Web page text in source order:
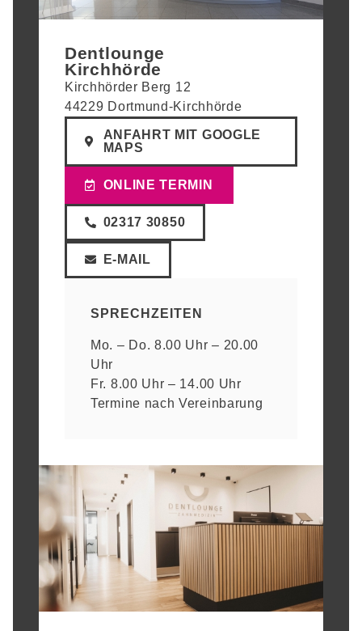
Dentlounge
Kirchhörde
Kirchhörder Berg 12
44229 Dortmund-Kirchhörde
ANFAHRT MIT GOOGLE
MAPS
ONLINE TERMIN
02317 30850
E-MAIL
SPRECHZEITEN
Mo. – Do. 8.00 Uhr – 20.00
Uhr
Fr. 8.00 Uhr – 14.00 Uhr
Termine nach Vereinbarung